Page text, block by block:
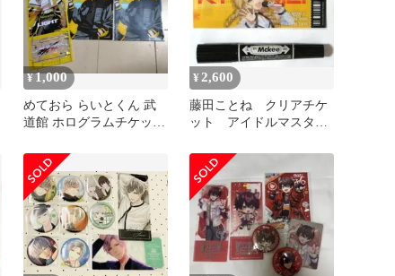
¥1,000
めておら らいとくん 武
道館 ホログラムチケット
¥ 2,600
藤田ことね クリアチケ
ット アイドルマスター